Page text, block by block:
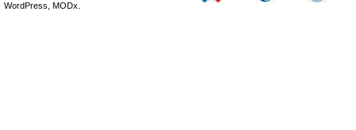
WordPress, MODx.